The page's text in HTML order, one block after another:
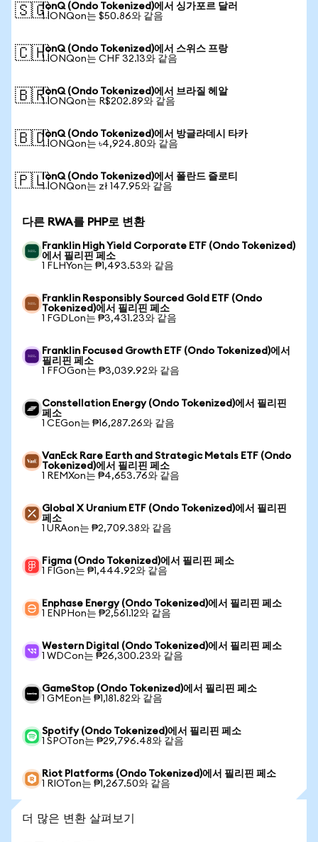
🇸🇬IonQ (Ondo Tokenized)에서 싱가포르 달러
1 IONQon는 $50.86와 같음
🇨🇭IonQ (Ondo Tokenized)에서 스위스 프랑
1 IONQon는 CHF 32.13와 같음
🇧🇷IonQ (Ondo Tokenized)에서 브라질 헤알
1 IONQon는 R$202.89와 같음
🇧🇩IonQ (Ondo Tokenized)에서 방글라데시 타카
1 IONQon는 ৳4,924.80와 같음
🇵🇱IonQ (Ondo Tokenized)에서 폴란드 즐로티
1 IONQon는 zł 147.95와 같음
다른 RWA를 PHP로 변환
Franklin High Yield Corporate ETF (Ondo Tokenized)
에서 필리핀 페소
1 FLHYon는 ₱1,493.53와 같음
Franklin Responsibly Sourced Gold ETF (Ondo
Tokenized)에서 필리핀 페소
1 FGDLon는 ₱3,431.23와 같음
Franklin Focused Growth ETF (Ondo Tokenized)에서
필리핀 페소
1 FFOGon는 ₱3,039.92와 같음
Constellation Energy (Ondo Tokenized)에서 필리핀
페소
1 CEGon는 ₱16,287.26와 같음
VanEck Rare Earth and Strategic Metals ETF (Ondo
Tokenized)에서 필리핀 페소
1 REMXon는 ₱4,653.76와 같음
Global X Uranium ETF (Ondo Tokenized)에서 필리핀
페소
1 URAon는 ₱2,709.38와 같음
Figma (Ondo Tokenized)에서 필리핀 페소
1 FIGon는 ₱1,444.92와 같음
Enphase Energy (Ondo Tokenized)에서 필리핀 페소
1 ENPHon는 ₱2,561.12와 같음
Western Digital (Ondo Tokenized)에서 필리핀 페소
1 WDCon는 ₱26,300.23와 같음
GameStop (Ondo Tokenized)에서 필리핀 페소
1 GMEon는 ₱1,181.82와 같음
Spotify (Ondo Tokenized)에서 필리핀 페소
1 SPOTon는 ₱29,796.48와 같음
Riot Platforms (Ondo Tokenized)에서 필리핀 페소
1 RIOTon는 ₱1,267.50와 같음
더 많은 변환 살펴보기